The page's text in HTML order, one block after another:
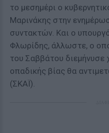
το μεσημέρι ο
Μαρινάκης στην
συντακτών. Και ο
Φλωρίδης, άλλωστε, ο
του Σαββάτου διεμήνυσε
οπαδικής βίας θα
(ΣΚΑΪ).